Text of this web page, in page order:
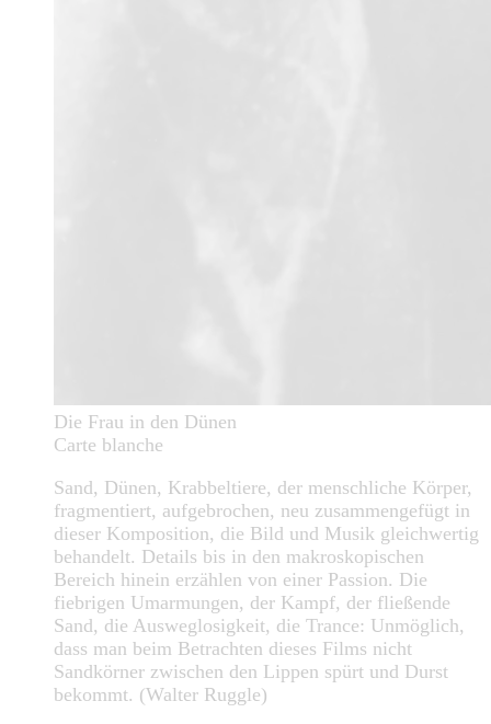
Die Frau in den Dünen
Carte blanche
Sand, Dünen, Krabbeltiere, der menschliche Körper,
fragmentiert, aufgebrochen, neu zusammengefügt in
dieser Komposition, die Bild und Musik gleichwertig
behandelt. Details bis in den makroskopischen
Bereich hinein erzählen von einer Passion. Die
fiebrigen Umarmungen, der Kampf, der fließende
Sand, die Ausweglosigkeit, die Trance: Unmöglich,
dass man beim Betrachten dieses Films nicht
Sandkörner zwischen den Lippen spürt und Durst
bekommt. (Walter Ruggle)